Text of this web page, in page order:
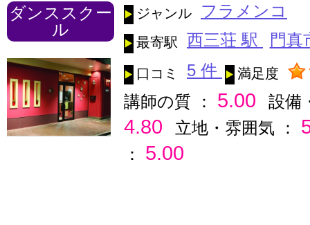
ダンススクー
ル
ジャンル フラメンコ
最寄駅 西三荘 駅 門真
口コミ 5 件 満足度
講師の質 ： 5.00 設備
4.80 立地・雰囲気 ：
： 5.00